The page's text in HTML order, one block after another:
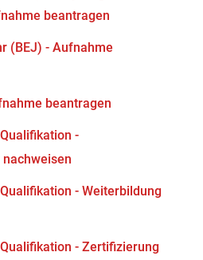
beantragen
(BEJ) - Aufnahme
beantragen
-
- Weiterbildung
- Zertifizierung